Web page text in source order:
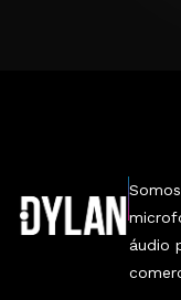
áudio